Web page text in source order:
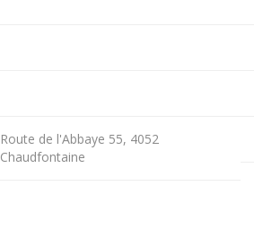
Route de l'Abbaye 55, 4052
Chaudfontaine